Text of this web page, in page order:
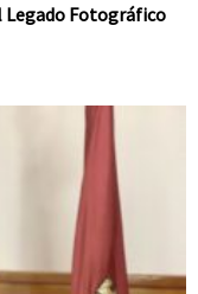
Legado Fotográfico